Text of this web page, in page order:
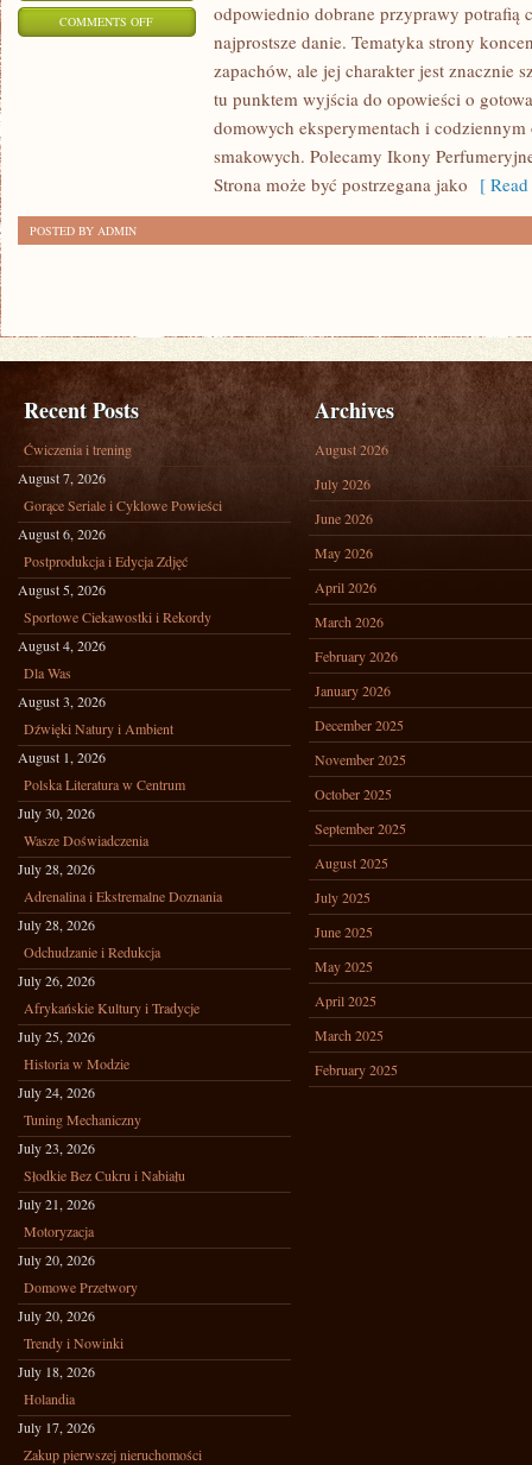
COMMENTS OFFON
odpowiednio dobrane przyprawy potrafią
najprostsze danie. Tematyka strony
zapachów, ale jej charakter jest znacznie
tu punktem wyjścia do opowieści o
domowych eksperymentach i
smakowych. Polecamy Ikony
Strona może być postrzegana jako [
POSTED BY ADMIN
Recent Posts
Ćwiczenia i trening
August 7, 2026
Gorące Seriale i Cyklowe Powieści
August 6, 2026
Postprodukcja i Edycja Zdjęć
August 5, 2026
Sportowe Ciekawostki i Rekordy
August 4, 2026
Dla Was
August 3, 2026
Dźwięki Natury i Ambient
August 1, 2026
Polska Literatura w Centrum
July 30, 2026
Wasze Doświadczenia
July 28, 2026
Adrenalina i Ekstremalne Doznania
July 28, 2026
Odchudzanie i Redukcja
July 26, 2026
Afrykańskie Kultury i Tradycje
July 25, 2026
Historia w Modzie
July 24, 2026
Tuning Mechaniczny
July 23, 2026
Słodkie Bez Cukru i Nabiału
July 21, 2026
Motoryzacja
July 20, 2026
Domowe Przetwory
July 20, 2026
Trendy i Nowinki
July 18, 2026
Holandia
July 17, 2026
Zakup pierwszej nieruchomości
Archives
August 2026
July 2026
June 2026
May 2026
April 2026
March 2026
February 2026
January 2026
December 2025
November 2025
October 2025
September 2025
August 2025
July 2025
June 2025
May 2025
April 2025
March 2025
February 2025